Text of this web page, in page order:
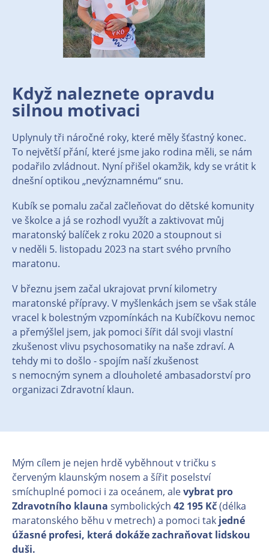
Když naleznete opravdu
silnou motivaci
Uplynuly tři náročné roky, které měly šťastný konec.
To největší přání, které jsme jako rodina měli, se nám
podařilo zvládnout. Nyní přišel okamžik, kdy se vrátit k
dnešní optikou „nevýznamnému“ snu.
Kubík se pomalu začal začleňovat do dětské komunity
ve školce a já se rozhodl využít a zaktivovat můj
maratonský balíček z roku 2020 a stoupnout si
v neděli 5. listopadu 2023 na start svého prvního
maratonu.
V březnu jsem začal ukrajovat první kilometry
maratonské přípravy. V myšlenkách jsem se však stále
vracel k bolestným vzpomínkách na Kubíčkovu nemoc
a přemýšlel jsem, jak pomoci šířit dál svoji vlastní
zkušenost vlivu psychosomatiky na naše zdraví. A
tehdy mi to došlo - spojím naší zkušenost
s nemocným synem a dlouholeté ambasadorství pro
organizaci Zdravotní klaun.
Mým cílem je nejen hrdě vyběhnout v tričku s
červeným klaunským nosem a šířit poselství
smíchuplné pomoci i za oceánem, alevybrat pro
Zdravotního klauna symbolických 42 195 Kč(délka
maratonského běhu v metrech) a pomoci tak jedné
úžasné profesi, která dokáže zachraňovat lidskou
duši.